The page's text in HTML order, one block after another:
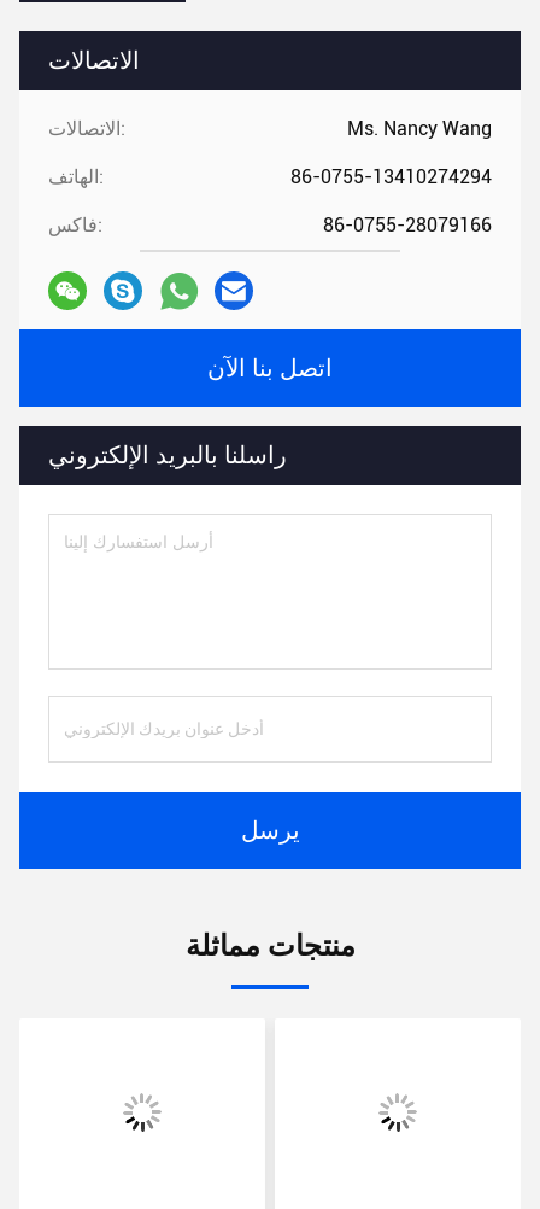
الاتصالات
الاتصالات: Ms. Nancy Wang
الهاتف: 86-0755-13410274294
فاكس: 86-0755-28079166
اتصل بنا الآن
راسلنا بالبريد الإلكتروني
يرسل
منتجات مماثلة